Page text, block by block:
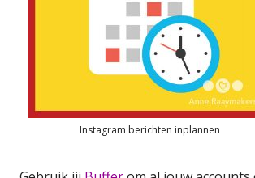
Instagram berichten inplannen